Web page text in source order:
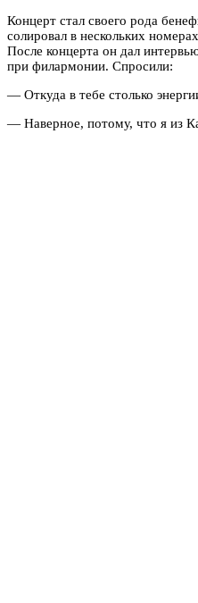
Концерт стал своего рода
солировал в нескольких
После концерта он дал
при филармонии. Спросили:
— Откуда в тебе столько
— Наверное, потому, что я из